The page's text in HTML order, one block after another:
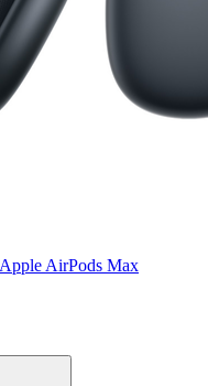
AirPods Max